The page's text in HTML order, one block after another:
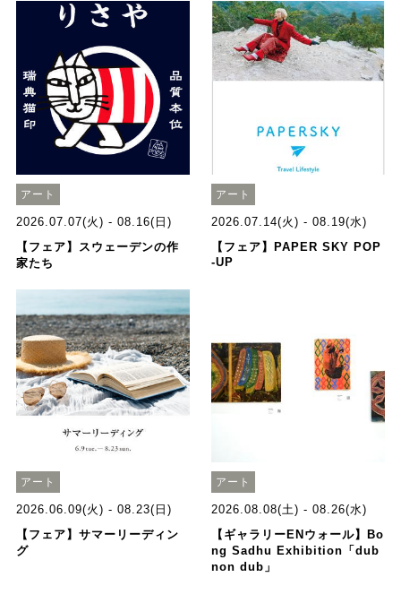
アート
2026.07.07(火) - 08.16(日)
【フェア】スウェーデンの作
家たち
アート
2026.07.14(火) - 08.19(水)
【フェア】PAPER SKY POP
-UP
アート
2026.06.09(火) - 08.23(日)
【フェア】サマーリーディン
グ
アート
2026.08.08(土) - 08.26(水)
【ギャラリーENウォール】Bo
ng Sadhu Exhibition「dub
non dub」